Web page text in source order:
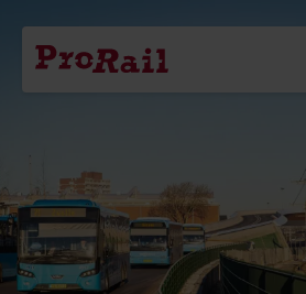
Navigatie
Homepage
ProRail